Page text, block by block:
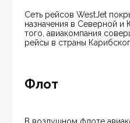
Сеть рейсов WestJet
назначения в Северной
того, авиакомпания
рейсы в страны
Флот